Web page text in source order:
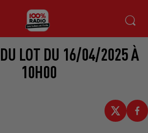
LOT DU 16/04/2025 À
10H00